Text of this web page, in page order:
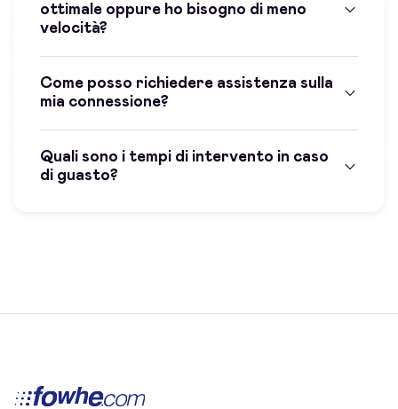
ottimale oppure ho bisogno di meno
velocità?
Come posso richiedere assistenza sulla
mia connessione?
Quali sono i tempi di intervento in caso
di guasto?